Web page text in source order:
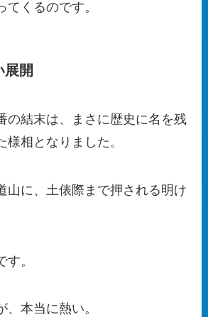
てくるのです。
展開
の結末は、まさに歴史に名を残
様相となりました。
山に、土俵際まで押される明け
す。
、本当に熱い。